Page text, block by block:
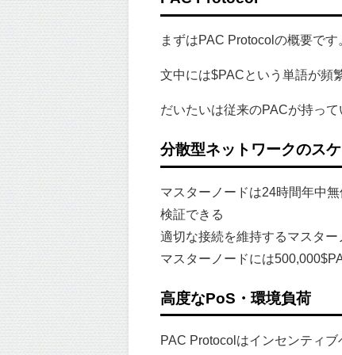
まずはPAC Protocolの概要です
文中には$PACという単語が頻
だいたいは従来のPACが持っ
分散型ネットワークのス
マスターノードは24時間年中
検証できる
適切な接続を維持するマスタ
マスターノードには
高度なPoS・環境負荷
PAC Protocolはインセンティ